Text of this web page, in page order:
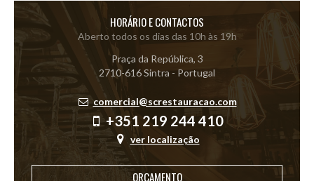
HORÁRIO E CONTACTOS
Aberto todos os dias das 10h às 19h
Praça da República, 3
2710-616 Sintra - Portugal
comercial@screstauracao.com
+351 219 244 410
ver localização
ORÇAMENTO